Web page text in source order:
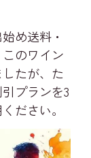
め送料・
のワイン
たが、た
プランを3
ださい。